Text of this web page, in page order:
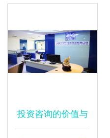
投资咨询的价值与